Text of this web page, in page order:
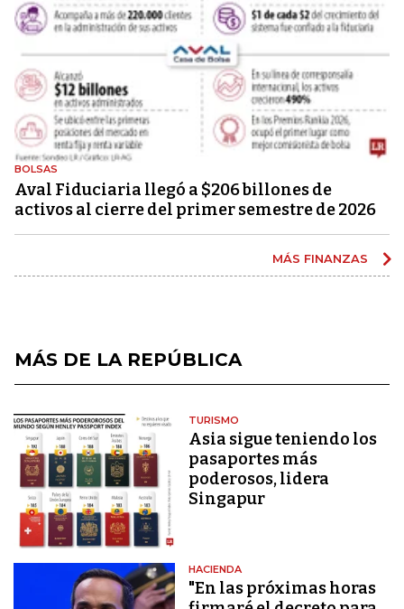
BOLSAS
Aval Fiduciaria llegó a $206 billones de
activos al cierre del primer semestre de 2026
MÁS FINANZAS
MÁS DE LA REPÚBLICA
TURISMO
Asia sigue teniendo los
pasaportes más
poderosos, lidera
Singapur
HACIENDA
"En las próximas horas